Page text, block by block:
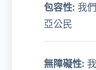
包容性: 我
亞公民
無障礙性: